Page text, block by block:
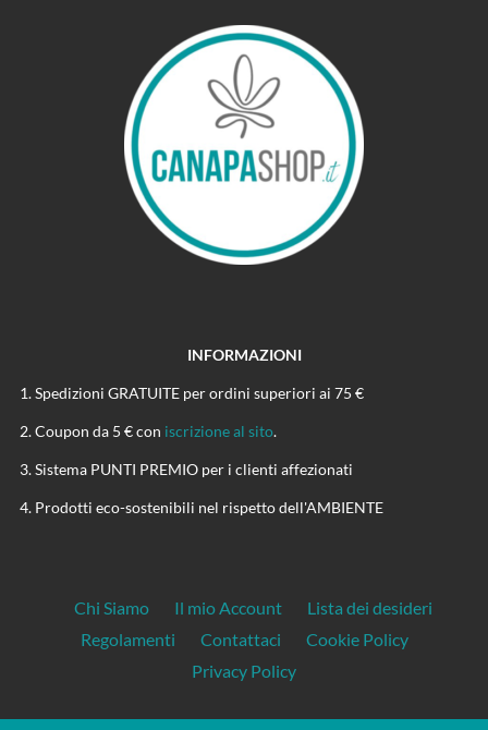
INFORMAZIONI
Spedizioni GRATUITE per ordini superiori ai 75 €
Coupon da 5 € con iscrizione al sito.
Sistema PUNTI PREMIO per i clienti affezionati
Prodotti eco-sostenibili nel rispetto dell'AMBIENTE
Chi Siamo Il mio Account
Lista dei desideri
Regolamenti
Contattaci
Cookie Policy
Privacy Policy